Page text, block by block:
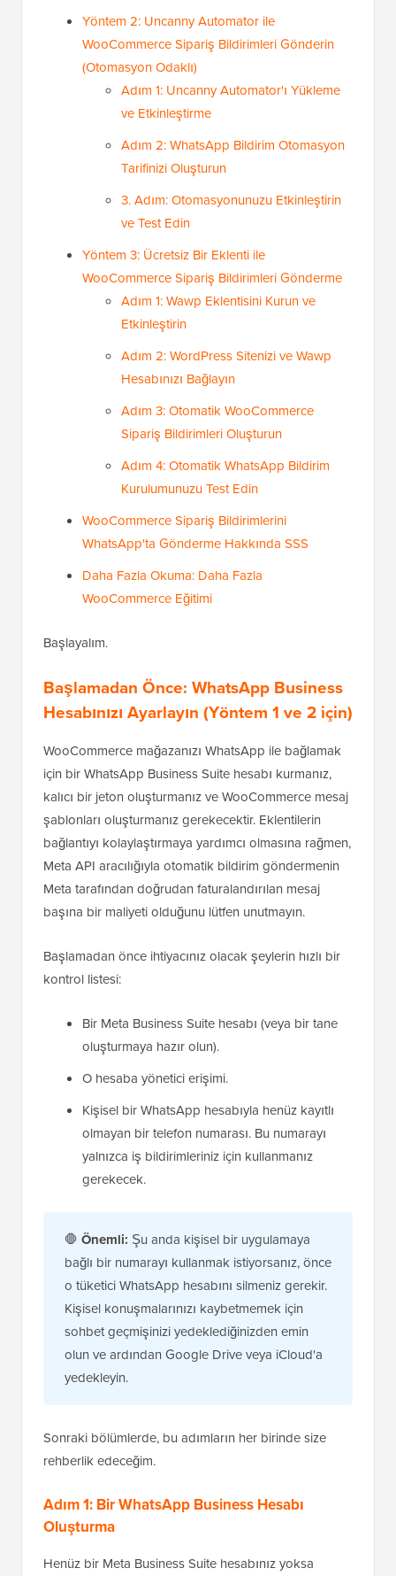
Yöntem 2: Uncanny Automator ile
WooCommerce Sipariş Bildirimleri Gönderin
(Otomasyon Odaklı)
Adım 1: Uncanny Automator'ı Yükleme
ve Etkinleştirme
Adım 2: WhatsApp Bildirim Otomasyon
Tarifinizi Oluşturun
3. Adım: Otomasyonunuzu Etkinleştirin
ve Test Edin
Yöntem 3: Ücretsiz Bir Eklenti ile
WooCommerce Sipariş Bildirimleri Gönderme
Adım 1: Wawp Eklentisini Kurun ve
Etkinleştirin
Adım 2: WordPress Sitenizi ve Wawp
Hesabınızı Bağlayın
Adım 3: Otomatik WooCommerce
Sipariş Bildirimleri Oluşturun
Adım 4: Otomatik WhatsApp Bildirim
Kurulumunuzu Test Edin
WooCommerce Sipariş Bildirimlerini
WhatsApp'ta Gönderme Hakkında SSS
Daha Fazla Okuma: Daha Fazla
WooCommerce Eğitimi
Başlayalım.
Başlamadan Önce: WhatsApp Business
Hesabınızı Ayarlayın (Yöntem 1 ve 2 için)
WooCommerce mağazanızı WhatsApp ile bağlamak
için bir WhatsApp Business Suite hesabı kurmanız,
kalıcı bir jeton oluşturmanız ve WooCommerce mesaj
şablonları oluşturmanız gerekecektir. Eklentilerin
bağlantıyı kolaylaştırmaya yardımcı olmasına rağmen,
Meta API aracılığıyla otomatik bildirim göndermenin
Meta tarafından doğrudan faturalandırılan mesaj
başına bir maliyeti olduğunu lütfen unutmayın.
Başlamadan önce ihtiyacınız olacak şeylerin hızlı bir
kontrol listesi:
Bir Meta Business Suite hesabı (veya bir tane
oluşturmaya hazır olun).
O hesaba yönetici erişimi.
Kişisel bir WhatsApp hesabıyla henüz kayıtlı
olmayan bir telefon numarası. Bu numarayı
yalnızca iş bildirimleriniz için kullanmanız
gerekecek.
🛑 Önemli: Şu anda kişisel bir uygulamaya
bağlı bir numarayı kullanmak istiyorsanız, önce
o tüketici WhatsApp hesabını silmeniz gerekir.
Kişisel konuşmalarınızı kaybetmemek için
sohbet geçmişinizi yedeklediğinizden emin
olun ve ardından Google Drive veya iCloud'a
yedekleyin.
Sonraki bölümlerde, bu adımların her birinde size
rehberlik edeceğim.
Adım 1: Bir WhatsApp Business Hesabı
Oluşturma
Henüz bir Meta Business Suite hesabınız yoksa